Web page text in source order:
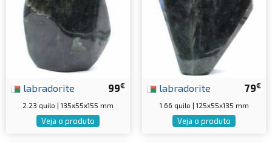
99€
labradorite
2.23 quilo | 135x55x155 mm
Veja o produto
79€
labradorite
1.66 quilo | 125x55x135 mm
Veja o produto